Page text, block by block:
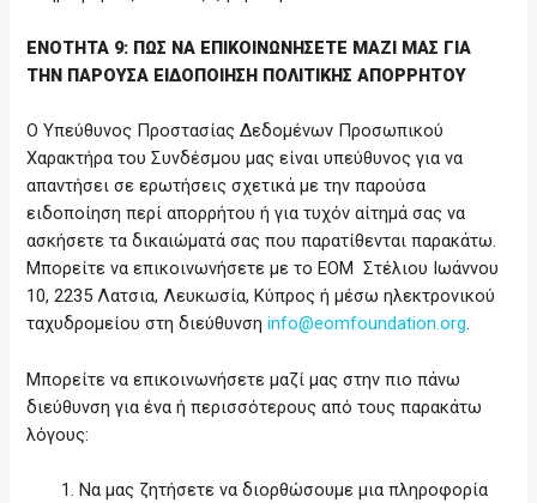
ΕΝΟΤΗΤΑ 9: ΠΩΣ ΝΑ ΕΠΙΚΟΙΝΩΝΗΣΕΤΕ ΜΑΖΙ ΜΑΣ ΓΙΑ
ΤΗΝ ΠΑΡΟΥΣΑ ΕΙΔΟΠΟΙΗΣΗ ΠΟΛΙΤΙΚΗΣ ΑΠΟΡΡΗΤΟΥ
Ο Υπεύθυνος Προστασίας Δεδομένων Προσωπικού
Χαρακτήρα του Συνδέσμου μας είναι υπεύθυνος για να
απαντήσει σε ερωτήσεις σχετικά με την παρούσα
ειδοποίηση περί απορρήτου ή για τυχόν αίτημά σας να
ασκήσετε τα δικαιώματά σας που παρατίθενται παρακάτω.
Μπορείτε να επικοινωνήσετε με το ΕΟΜ Στέλιου Ιωάννου
10, 2235 Λατσια, Λευκωσία, Κύπρος ή μέσω ηλεκτρονικού
ταχυδρομείου στη διεύθυνσηinfo@eomfoundation.org.
Μπορείτε να επικοινωνήσετε μαζί μας στην πιο πάνω
διεύθυνση για ένα ή περισσότερους από τους παρακάτω
λόγους:
Να μας ζητήσετε να διορθώσουμε μια πληροφορία